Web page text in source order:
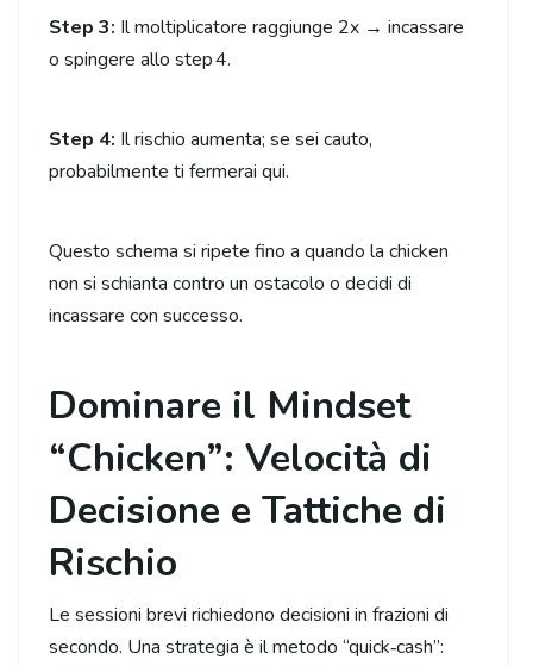
Step 3: Il moltiplicatore raggiunge 2x → incassare
o spingere allo step 4.
Step 4: Il rischio aumenta; se sei cauto,
probabilmente ti fermerai qui.
Questo schema si ripete fino a quando la chicken
non si schianta contro un ostacolo o decidi di
incassare con successo.
Dominare il Mindset
“Chicken”: Velocità di
Decisione e Tattiche di
Rischio
Le sessioni brevi richiedono decisioni in frazioni di
secondo. Una strategia è il metodo “quick‑cash”: